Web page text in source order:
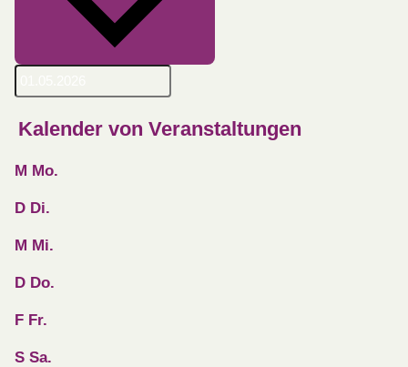
Kalender von Veranstaltungen
M Mo.
D Di.
M Mi.
D Do.
F Fr.
S Sa.